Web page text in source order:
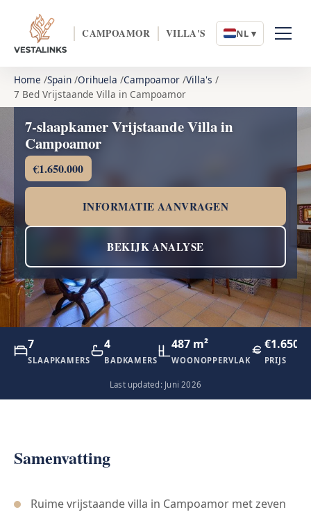
CAMPOAMOR VILLA'S NL ▾
Home Spain Orihuela Campoamor Villa's
7 Bed Vrijstaande Villa in Campoamor
7-slaapkamer Vrijstaande Villa in
Campoamor
€1.650.000
INFORMATIE AANVRAGEN
BEKIJK ANALYSE
7
SLAAPKAMERS
4
BADKAMERS
487 m²
WOONOPPERVLAK PRIJS
Last updated: Juni 2026
Samenvatting
Ruime vrijstaande villa in Campoamor met zeven